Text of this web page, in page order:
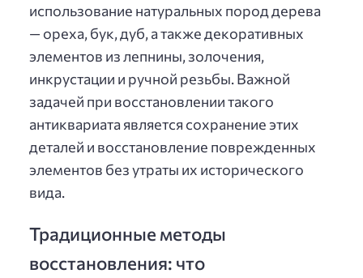
использование натуральных пород дерева
— ореха, бук, дуб, а также декоративных
элементов из лепнины, золочения,
инкрустации и ручной резьбы. Важной
задачей при восстановлении такого
антиквариата является сохранение этих
деталей и восстановление поврежденных
элементов без утраты их исторического
вида.
Традиционные методы
восстановления: что